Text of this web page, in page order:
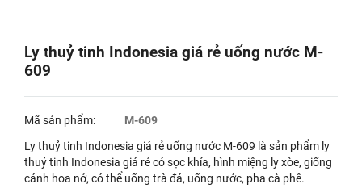
Ly thuỷ tinh Indonesia giá rẻ uống nước M-
609
Mã sản phẩm:
M-609
Ly thuỷ tinh Indonesia giá rẻ uống nước M-609 là sản phẩm ly
thuỷ tinh Indonesia giá rẻ có sọc khía, hình miệng ly xòe, giống
cánh hoa nở, có thể uống trà đá, uống nước, pha cà phê.